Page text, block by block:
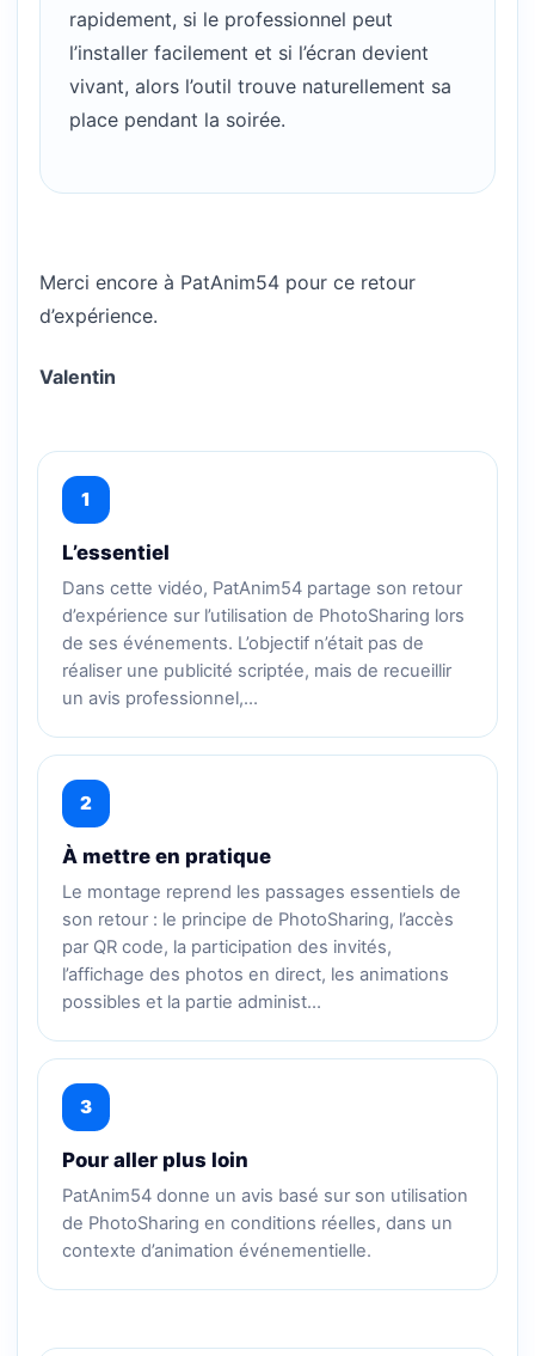
rapidement, si le professionnel peut
l’installer facilement et si l’écran devient
vivant, alors l’outil trouve naturellement sa
place pendant la soirée.
Merci encore à PatAnim54 pour ce retour
d’expérience.
Valentin
1
L’essentiel
Dans cette vidéo, PatAnim54 partage son retour
d’expérience sur l’utilisation de PhotoSharing lors
de ses événements. L’objectif n’était pas de
réaliser une publicité scriptée, mais de recueillir
un avis professionnel,…
2
À mettre en pratique
Le montage reprend les passages essentiels de
son retour : le principe de PhotoSharing, l’accès
par QR code, la participation des invités,
l’affichage des photos en direct, les animations
possibles et la partie administ…
3
Pour aller plus loin
PatAnim54 donne un avis basé sur son utilisation
de PhotoSharing en conditions réelles, dans un
contexte d’animation événementielle.